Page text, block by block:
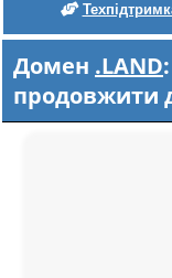
Домен .LAND
продовжити